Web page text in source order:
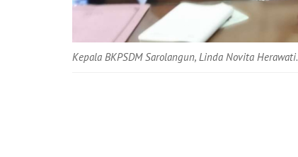
Kepala BKPSDM Sarolangun, Linda Novita Herawati.